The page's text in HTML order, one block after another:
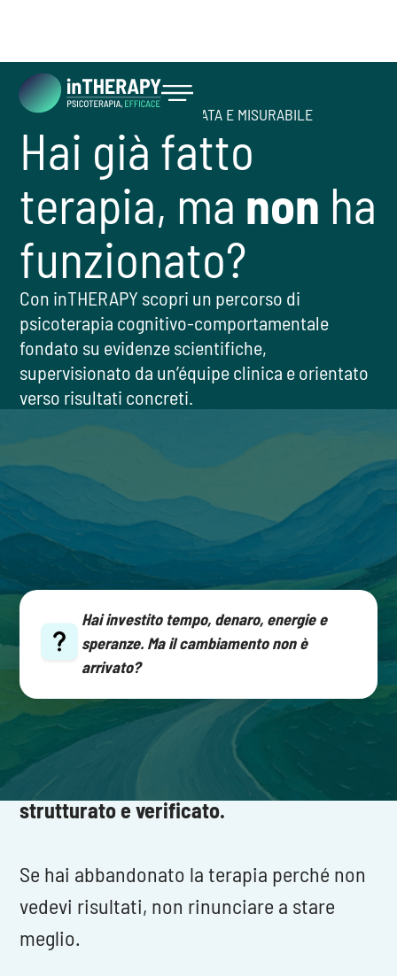
INIZIA ORA
PSICOTERAPIA EFFICACE, MIRATA E MISURABILE
Hai già fatto
terapia, ma non ha
funzionato?
Con inTHERAPY scopri un percorso di
psicoterapia cognitivo-comportamentale
fondato su evidenze scientifiche,
supervisionato da un’équipe clinica e orientato
verso risultati concreti.
8 su 10 dei nostri pazienti ha
già fatto terapia.
Hai investito tempo, denaro, energie e
speranze. Ma il cambiamento non è
arrivato?
Molti percorsi falliscono perché mancano
di unadiagnosi rigorosa,
terapeutico
metodo di cura
strutturato e verificato.
Se hai abbandonato la terapia perché non
vedevi risultati, non rinunciare a stare
meglio.